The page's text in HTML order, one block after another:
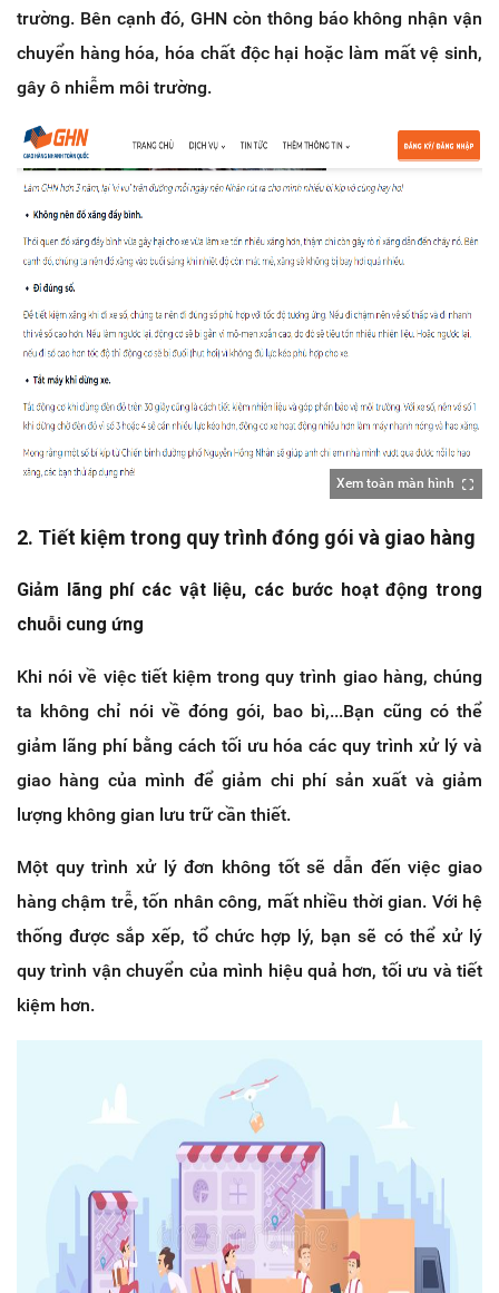
trường. Bên cạnh đó, GHN còn thông báo không nhận vận
chuyển hàng hóa, hóa chất độc hại hoặc làm mất vệ sinh,
gây ô nhiễm môi trường.
Xem toàn màn hình
2. Tiết kiệm trong quy trình đóng gói và giao hàng
Giảm lãng phí các vật liệu, các bước hoạt động trong
chuỗi cung ứng
Khi nói về việc tiết kiệm trong quy trình giao hàng, chúng
ta không chỉ nói về đóng gói, bao bì,...Bạn cũng có thể
giảm lãng phí bằng cách tối ưu hóa các quy trình xử lý và
giao hàng của mình để giảm chi phí sản xuất và giảm
lượng không gian lưu trữ cần thiết.
Một quy trình xử lý đơn không tốt sẽ dẫn đến việc giao
hàng chậm trễ, tốn nhân công, mất nhiều thời gian. Với hệ
thống được sắp xếp, tổ chức hợp lý, bạn sẽ có thể xử lý
quy trình vận chuyển của mình hiệu quả hơn, tối ưu và tiết
kiệm hơn.